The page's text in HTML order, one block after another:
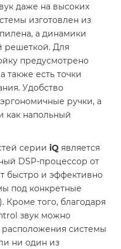
даже на высоких
изготовлен из
а динамики
решеткой. Для
предусмотрено
также есть точки
Удобство
ручки, а
как напольный
серии iQ является
DSP-процессор от
быстро и эффективно
под конкретные
Кроме того, благодаря
звук можно
расположения системы
ни один из